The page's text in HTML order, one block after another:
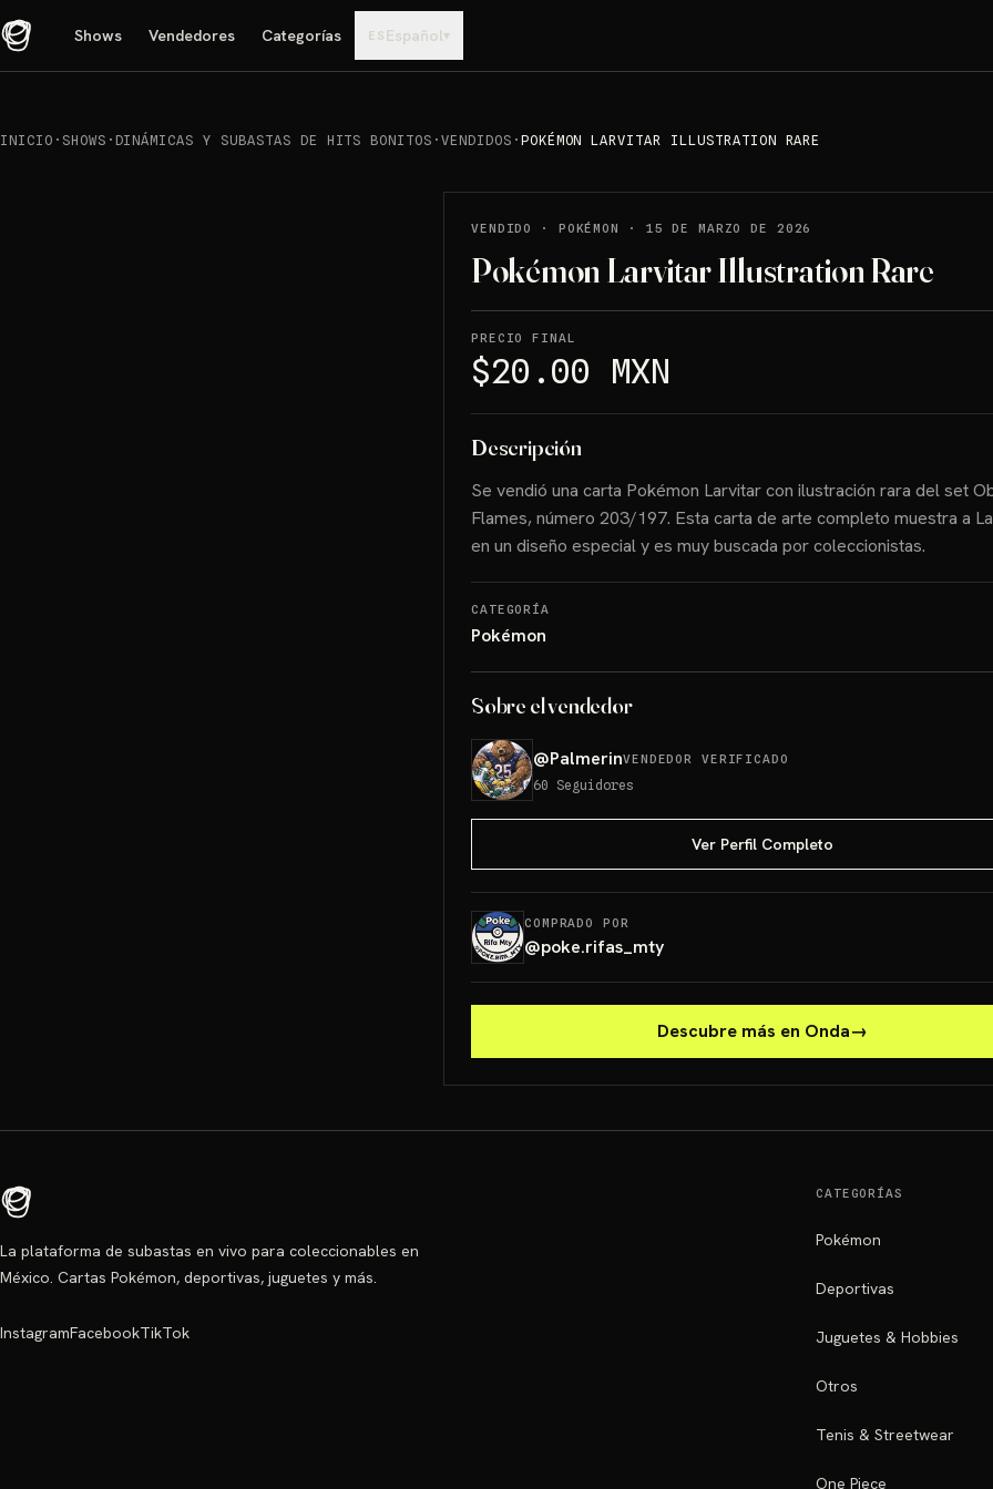
Shows Vendedores Categorías ES Español▾
INICIO · SHOWS · DINÁMICAS Y SUBASTAS DE HITS BONITOS ·VENDIDOS · POKÉMON LARVITAR ILLUSTRATION RARE
VENDIDO · POKÉMON · 15 DE MARZO DE 2026
Pokémon Larvitar Illustration Rare
PRECIO FINAL
$20.00 MXN
Descripción
Se vendió una carta Pokémon Larvitar con ilustración rara del set
Flames, número 203/197. Esta carta de arte completo muestra a
en un diseño especial y es muy buscada por coleccionistas.
CATEGORÍA
Pokémon
Sobre el vendedor
@PalmerinVENDEDOR VERIFICADO
60 Seguidores
Ver Perfil Completo
COMPRADO POR
@poke.rifas_mty
Descubre más en Onda→
La plataforma de subastas en vivo para coleccionables en
México. Cartas Pokémon, deportivas, juguetes y más.
InstagramFacebookTikTok
CATEGORÍAS
Pokémon
Deportivas
Juguetes & Hobbies
Otros
Tenis & Streetwear
One Piece